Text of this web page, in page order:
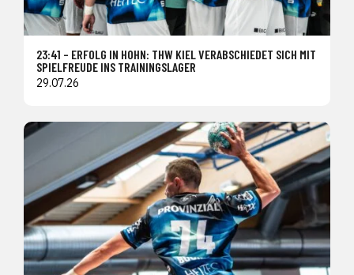
23:41 – ERFOLG IN HOHN: THW KIEL VERABSCHIEDET SICH MIT
SPIELFREUDE INS TRAININGSLAGER
29.07.26